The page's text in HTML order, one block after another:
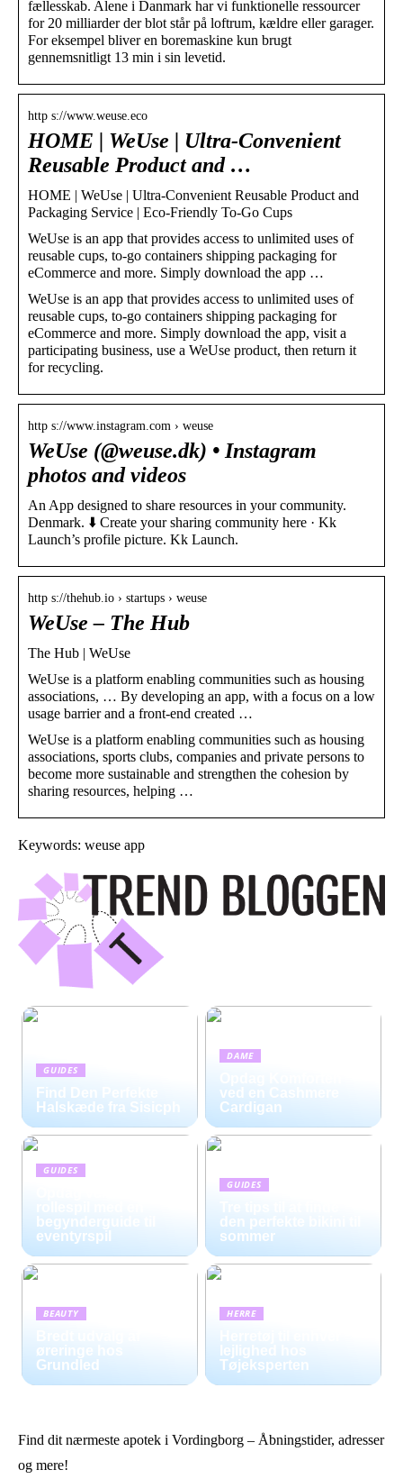
fællesskab. Alene i Danmark har vi funktionelle ressourcer
for 20 milliarder der blot står på loftrum, kældre eller garager.
For eksempel bliver en boremaskine kun brugt
gennemsnitligt 13 min i sin levetid.
http s://www.weuse.eco
HOME | WeUse | Ultra-Convenient
Reusable Product and …
HOME | WeUse | Ultra-Convenient Reusable Product and
Packaging Service | Eco-Friendly To-Go Cups
WeUse is an app that provides access to unlimited uses of
reusable cups, to-go containers shipping packaging for
eCommerce and more. Simply download the app …
WeUse is an app that provides access to unlimited uses of
reusable cups, to-go containers shipping packaging for
eCommerce and more. Simply download the app, visit a
participating business, use a WeUse product, then return it
for recycling.
http s://www.instagram.com › weuse
WeUse (@weuse.dk) • Instagram
photos and videos
An App designed to share resources in your community.
Denmark. ⬇️ Create your sharing community here · Kk
Launch’s profile picture. Kk Launch.
http s://thehub.io › startups › weuse
WeUse – The Hub
The Hub | WeUse
WeUse is a platform enabling communities such as housing
associations, … By developing an app, with a focus on a low
usage barrier and a front-end created …
WeUse is a platform enabling communities such as housing
associations, sports clubs, companies and private persons to
become more sustainable and strengthen the cohesion by
sharing resources, helping …
Keywords: weuse app
GUIDES
Find Den Perfekte
Halskæde fra Sisicph
DAME
ved en Cashmere
Cardigan
GUIDES
begynderguide til
eventyrspil
GUIDES
den perfekte bikini til
sommer
BEAUTY
øreringe hos
Grundled
HERRE
lejlighed hos
Tøjeksperten
Find dit nærmeste apotek i Vordingborg – Åbningstider, adresser
og mere!